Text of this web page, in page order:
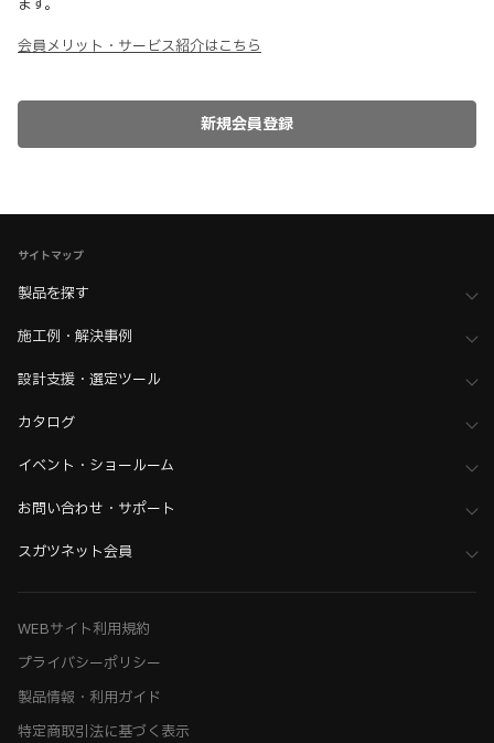
ます。
会員メリット・サービス紹介はこちら
サイトマップ
製品を探す
施工例・解決事例
設計支援・選定ツール
カタログ
イベント・ショールーム
お問い合わせ・サポート
スガツネット会員
WEBサイト利用規約
プライバシーポリシー
製品情報・利用ガイド
特定商取引法に基づく表示